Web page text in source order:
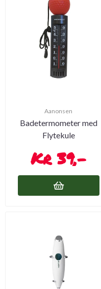
Aanonsen
Badetermometer med
Flytekule
39,-